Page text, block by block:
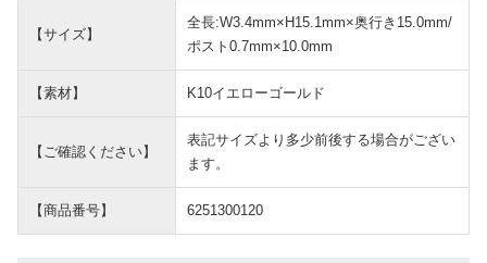
【サイズ】
全長:W3.4mm×H15.1mm×奥行き15.0mm/
ポスト0.7mm×10.0mm
【素材】 K10イエローゴールド
【ご確認ください】
表記サイズより多少前後する場合がござい
ます。
【商品番号】 6251300120